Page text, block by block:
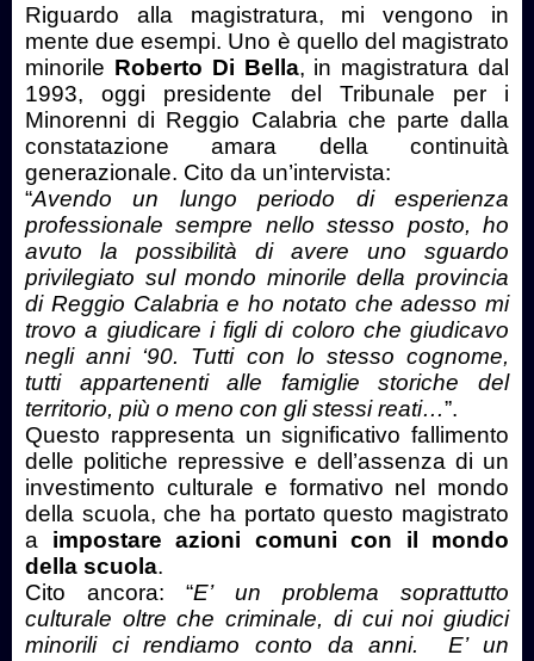
Riguardo alla magistratura, mi vengono in
mente due esempi. Uno è quello del magistrato
minorile Roberto Di Bella, in magistratura dal
1993, oggi presidente del Tribunale per i
Minorenni di Reggio Calabria che parte dalla
constatazione amara della continuità
generazionale. Cito da un’intervista:
“Avendo un lungo periodo di esperienza
professionale sempre nello stesso posto, ho
avuto la possibilità di avere uno sguardo
privilegiato sul mondo minorile della provincia
di Reggio Calabria e ho notato che adesso mi
trovo a giudicare i figli di coloro che giudicavo
negli anni ‘90. Tutti con lo stesso cognome,
tutti appartenenti alle famiglie storiche del
territorio, più o meno con gli stessi reati…”.
Questo rappresenta un significativo fallimento
delle politiche repressive e dell’assenza di un
investimento culturale e formativo nel mondo
della scuola, che ha portato questo magistrato
a impostare azioni comuni con il mondo
della scuola.
Cito ancora: “E’ un problema soprattutto
culturale oltre che criminale, di cui noi giudici
minorili ci rendiamo conto da anni. E’ un